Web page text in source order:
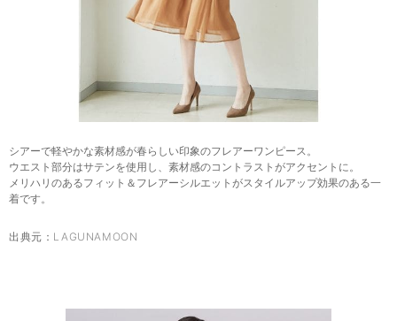
シアーで軽やかな素材感が春らしい印象のフレアーワンピース。
ウエスト部分はサテンを使用し、素材感のコントラストがアクセントに。
メリハリのあるフィット＆フレアーシルエットがスタイルアップ効果のある一
着です。
出典元： LAGUNAMOON